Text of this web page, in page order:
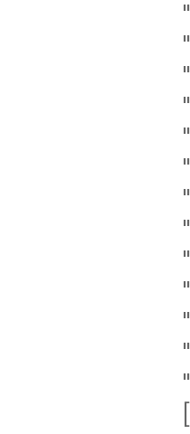
"
"
"
"
"
"
"
"
"
"
"
"
"